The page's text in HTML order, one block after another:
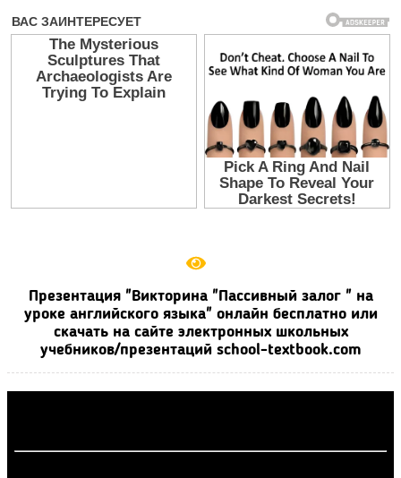
Презентация "Викторина "Пассивный залог " на
уроке английского языка" онлайн бесплатно или
скачать на сайте электронных школьных
учебников/презентаций school-textbook.com